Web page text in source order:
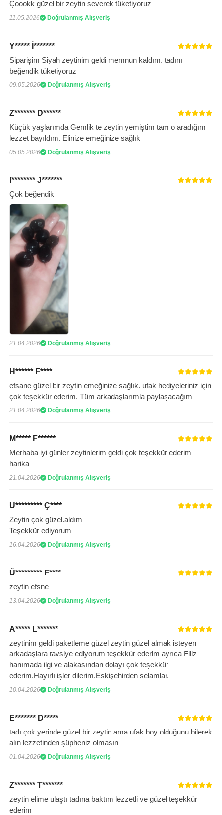
Çoookk güzel bir zeytin severek tüketiyoruz
11.05.2026 Doğrulanmış Alışveriş
Y***** İ*******
Siparişim Siyah zeytinim geldi memnun kaldım. tadını
beğendik tüketiyoruz
09.05.2026 Doğrulanmış Alışveriş
Z******* D******
Küçük yaşlarımda Gemlik te zeytin yemiştim tam o aradığım
lezzet bayıldım. Elinize emeğinize sağlık
05.05.2026 Doğrulanmış Alışveriş
I******** J*******
Çok beğendik
21.04.2026 Doğrulanmış Alışveriş
H****** F****
efsane güzel bir zeytin emeğinize sağlık. ufak hediyeleriniz için
çok teşekkür ederim. Tüm arkadaşlarımla paylaşacağım
21.04.2026 Doğrulanmış Alışveriş
M***** F******
Merhaba iyi günler zeytinlerim geldi çok teşekkür ederim
harika
21.04.2026 Doğrulanmış Alışveriş
U********* Ç****
Zeytin çok güzel.aldım
Teşekkür ediyorum
16.04.2026 Doğrulanmış Alışveriş
Ü********* F****
zeytin efsne
13.04.2026 Doğrulanmış Alışveriş
A***** L*******
zeytinim geldi paketleme güzel zeytin güzel almak isteyen
arkadaşlara tavsiye ediyorum teşekkür ederim ayrıca Filiz
hanımada ilgi ve alakasından dolayı çok teşekkür
ederim.Hayırlı işler dilerim.Eskişehirden selamlar.
10.04.2026 Doğrulanmış Alışveriş
E******* D*****
tadı çok yerinde güzel bir zeytin ama ufak boy olduğunu bilerek
alın lezzetinden şüpheniz olmasın
01.04.2026 Doğrulanmış Alışveriş
Z******* T*******
zeytin elime ulaştı tadına baktım lezzetli ve güzel teşekkür
ederim